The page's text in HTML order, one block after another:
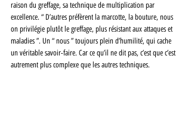
raison du greffage, sa technique de multiplication par
excellence. “ D’autres préfèrent la marcotte, la bouture, nous
on privilégie plutôt le greffage, plus résistant aux attaques et
maladies ”. Un “ nous ” toujours plein d’humilité, qui cache
un véritable savoir-faire. Car ce qu’il ne dit pas, c’est que c’est
autrement plus complexe que les autres techniques.